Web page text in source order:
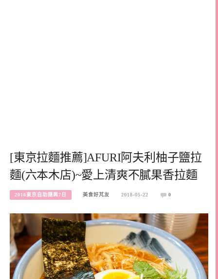
[東京拉麵推薦]AFURI阿夫利柚子鹽拉
麵(六本木店)~愛上清爽不膩果香拉麵
2018東京自助隨興7日 美食好芃友 2018-05-22 0